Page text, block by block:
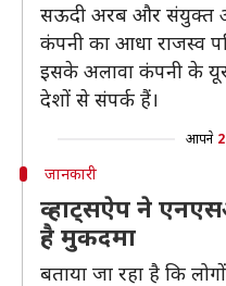
सऊदी अरब और संयुक्त
कंपनी का आधा राजस्व
इसके अलावा कंपनी के
देशों से संपर्क हैं।
आपने
जानकारी
व्हाट्सऐप ने
है मुकदमा
बताया जा रहा है कि